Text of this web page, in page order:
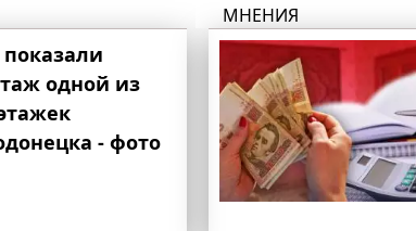
показали
одной из
- фото
МНЕНИЯ